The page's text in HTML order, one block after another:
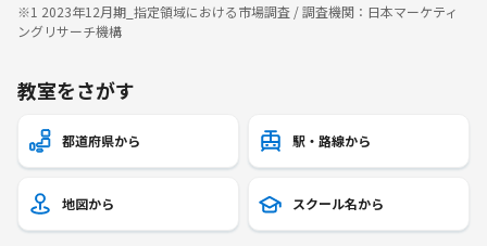
※1 2023年12月期_指定領域における市場調査 / 調査機関：日本マーケティ
ングリサーチ機構
教室をさがす
都道府県から 駅・路線から
地図から スクール名から